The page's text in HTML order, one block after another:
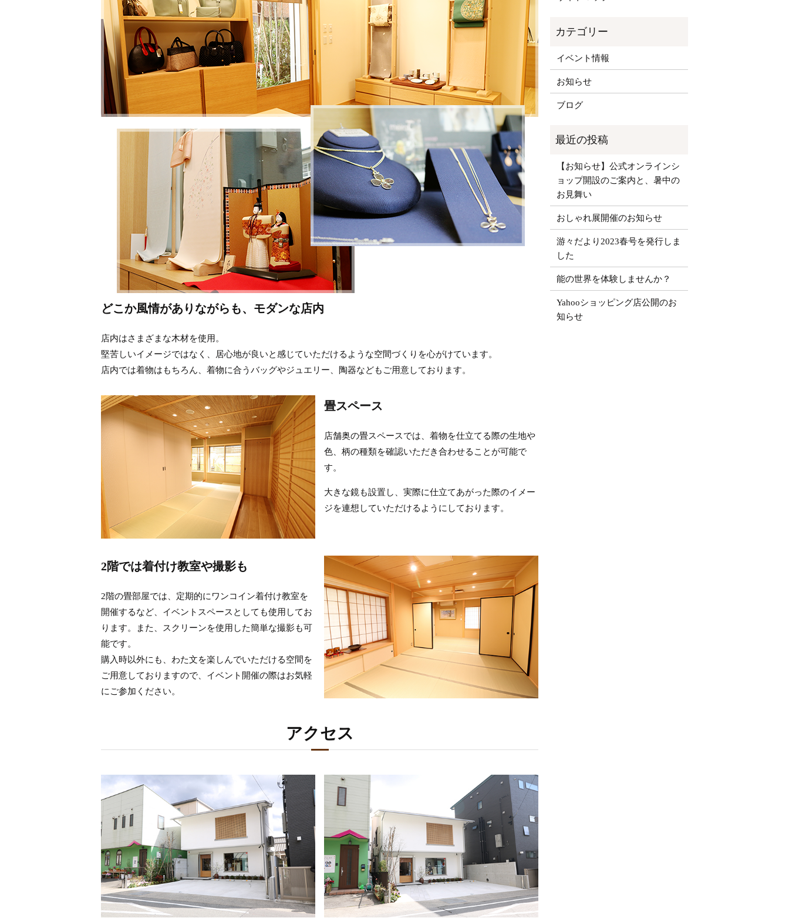
どこか風情がありながらも、モダンな店内
店内はさまざまな木材を使用。
堅苦しいイメージではなく、居心地が良いと感じていただけるような空間づくりを心がけています。
店内では着物はもちろん、着物に合うバッグやジュエリー、陶器などもご用意しております。
畳スペース
店舗奥の畳スペースでは、着物を仕立てる際の生地や
色、柄の種類を確認いただき合わせることが可能で
す。
大きな鏡も設置し、実際に仕立てあがった際のイメー
ジを連想していただけるようにしております。
2階では着付け教室や撮影も
2階の畳部屋では、定期的にワンコイン着付け教室を
開催するなど、イベントスペースとしても使用してお
ります。また、スクリーンを使用した簡単な撮影も可
能です。
購入時以外にも、わた文を楽しんでいただける空間を
ご用意しておりますので、イベント開催の際はお気軽
にご参加ください。
アクセス
イベント情報
お知らせ
ブログ
【お知らせ】公式オンラインシ
ョップ開設のご案内と、暑中の
お見舞い
おしゃれ展開催のお知らせ
游々だより2023春号を発行しま
した
能の世界を体験しませんか？
Yahooショッピング店公開のお
知らせ